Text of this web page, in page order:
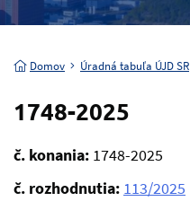
Domov Úradná tabuľa ÚJD SR
1748-2025
č. konania: 1748-2025
č. rozhodnutia: 113/2025